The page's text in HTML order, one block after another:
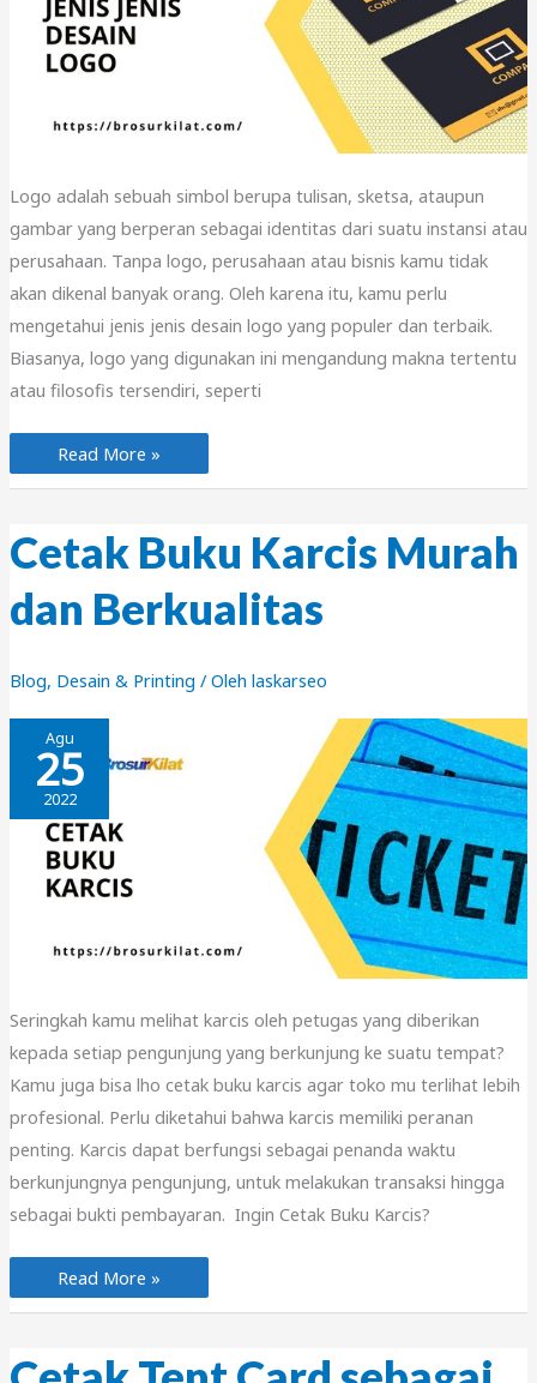
Logo adalah sebuah simbol berupa tulisan, sketsa, ataupun
gambar yang berperan sebagai identitas dari suatu instansi atau
perusahaan. Tanpa logo, perusahaan atau bisnis kamu tidak
akan dikenal banyak orang. Oleh karena itu, kamu perlu
mengetahui jenis jenis desain logo yang populer dan terbaik.
Biasanya, logo yang digunakan ini mengandung makna tertentu
atau filosofis tersendiri, seperti
Jenis
Jenis
Desain
Populer!
Read More »
Cetak Buku Karcis Murah
dan Berkualitas
Blog, Desain & Printing / Oleh laskarseo
Agu
25
2022
Seringkah kamu melihat karcis oleh petugas yang diberikan
kepada setiap pengunjung yang berkunjung ke suatu tempat?
Kamu juga bisa lho cetak buku karcis agar toko mu terlihat lebih
profesional. Perlu diketahui bahwa karcis memiliki peranan
penting. Karcis dapat berfungsi sebagai penanda waktu
berkunjungnya pengunjung, untuk melakukan transaksi hingga
sebagai bukti pembayaran. Ingin Cetak Buku Karcis?
Cetak
Buku
Karcis
Berkualitas
Read More »